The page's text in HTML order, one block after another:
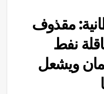
مقذوف
نفط
ويشعل